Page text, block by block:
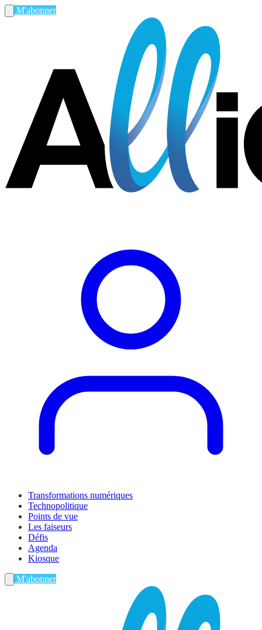
M'abonner
Transformations numériques
Technopolitique
Points de vue
Les faiseurs
Défis
Agenda
Kiosque
M'abonner